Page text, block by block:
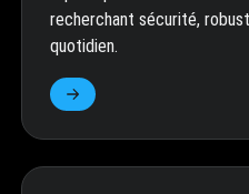
recherchant sécurité,
quotidien.